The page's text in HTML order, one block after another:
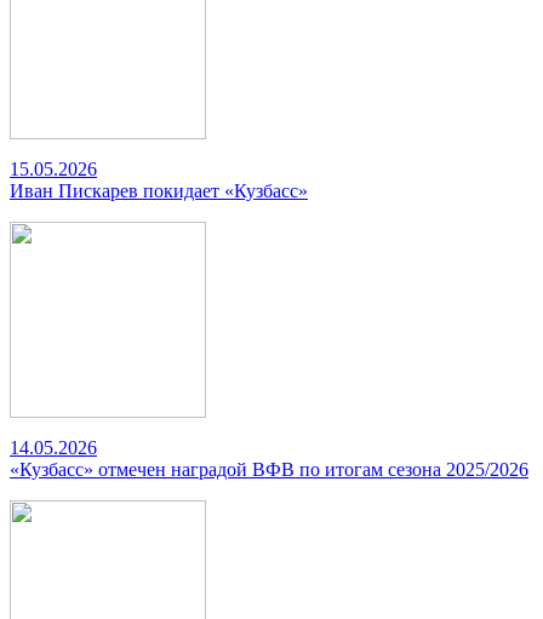
15.05.2026
Иван Пискарев покидает «Кузбасс»
14.05.2026
«Кузбасс» отмечен наградой ВФВ по итогам сезона 2025/2026